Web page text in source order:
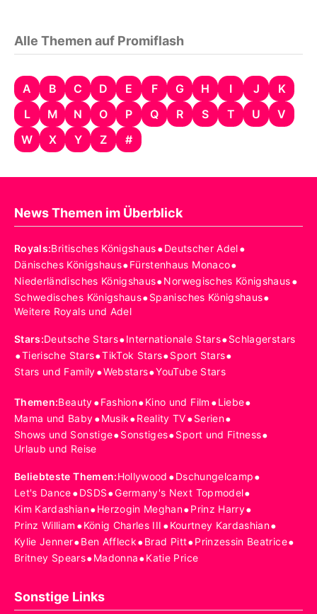
Alle Themen auf Promiflash
A B C D E F G H I J
K
L
M N O P Q R S T U
V
W
X Y Z #
News Themen im Überblick
Royals:Britisches Königshaus•Deutscher Adel•
Dänisches Königshaus•Fürstenhaus Monaco•
Niederländisches Königshaus•Norwegisches Königshaus•
Schwedisches Königshaus•Spanisches Königshaus•
Weitere Royals und Adel
Stars:Deutsche Stars•Internationale Stars•Schlagerstars
•Tierische Stars•TikTok Stars•Sport Stars•
Stars und Family•Webstars•YouTube Stars
Themen:Beauty•Fashion•Kino und Film •Liebe•
Mama und Baby•Musik•Reality TV•Serien•
Shows und Sonstige•Sonstiges•Sport und Fitness•
Urlaub und Reise
Beliebteste Themen:Hollywood •Dschungelcamp•
Let's Dance•DSDS•Germany's Next Topmodel•
Kim Kardashian•Herzogin Meghan•Prinz Harry•
Prinz William •König Charles III •Kourtney Kardashian•
Kylie Jenner•Ben Affleck•Brad Pitt•Prinzessin Beatrice•
Britney Spears•Madonna•Katie Price
Sonstige Links